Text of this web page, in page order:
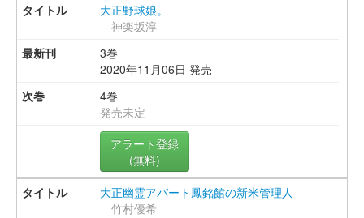
大正野球娘。
神楽坂淳
3巻
2020年11月06日 発売
4巻
発売未定
アラート登録
(無料)
大正幽霊アパート鳳銘館の新米管理人
竹村優希